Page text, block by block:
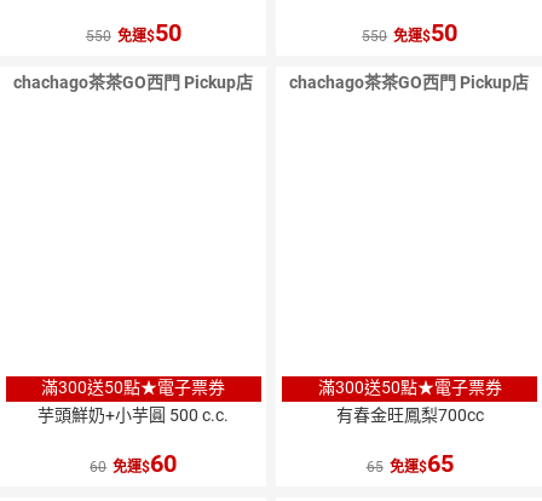
550 免運 50 550 免運 50
chachago茶茶GO西門 Pickup店
滿300送50點★電子票券
芋頭鮮奶+小芋圓 500 c.c.
60 免運 60
chachago茶茶GO西門 Pickup店
滿300送50點★電子票券
有春金旺鳳梨700cc
65 免運 65